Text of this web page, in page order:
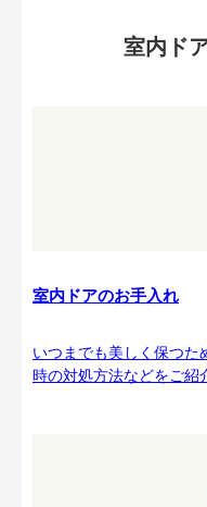
室内ド
室内ドアのお手入れ
いつまでも美しく保つた
時の対処方法などをご紹